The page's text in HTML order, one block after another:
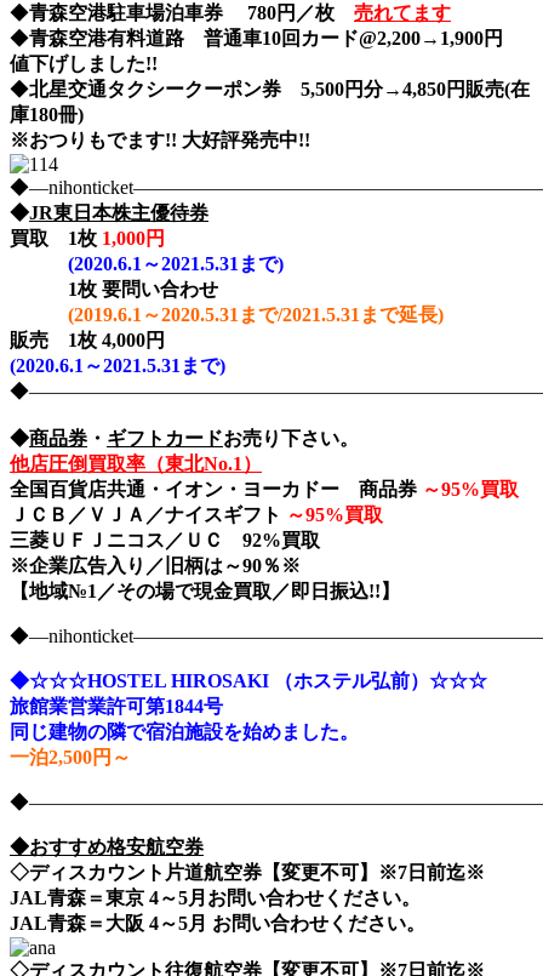
◆青森空港駐車場泊車券 780円／枚
売れてます
◆青森空港有料道路 普通車10回カード@2,200→1,900円
値下げしました!!
◆北星交通タクシークーポン券 5,500円分→4,850円販売(在
庫180冊)
※おつりもでます!! 大好評発売中!!
◆JR東日本株主優待券
買取
1枚 1,000円
(2020.6.1～2021.5.31まで)
1枚 要問い合わせ
(2019.6.1～2020.5.31まで/2021.5.31まで延長)
販売 1枚 4,000円
(2020.6.1～2021.5.31まで)
◆商品券 ・ ギフトカードお売り下さい。
他店圧倒買取率（東北No.1）
全国百貨店共通・イオン・ヨーカドー 商品券 ～95%買取
ＪＣＢ／ＶＪＡ／ナイスギフト ～95%買取
三菱ＵＦＪニコス／ＵＣ 92%買取
※企業広告入り／旧柄は～90％※
【地域№1／その場で現金買取／即日振込!!】
◆☆☆☆HOSTEL HIROSAKI （ホステル弘前）☆☆☆
旅館業営業許可第1844号
同じ建物の隣で宿泊施設を始めました。
一泊2,500円～
◆おすすめ格安航空券
◇ディスカウント片道航空券【変更不可】※7日前迄※
JAL青森＝東京 4～5月お問い合わせください。
JAL青森＝大阪 4～5月 お問い合わせください。
◇ディスカウント往復航空券【変更不可】※7日前迄※